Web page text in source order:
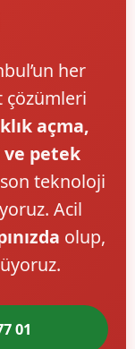
her
çözümleri
açma,
ve petek
teknoloji
Acil
olup,
01